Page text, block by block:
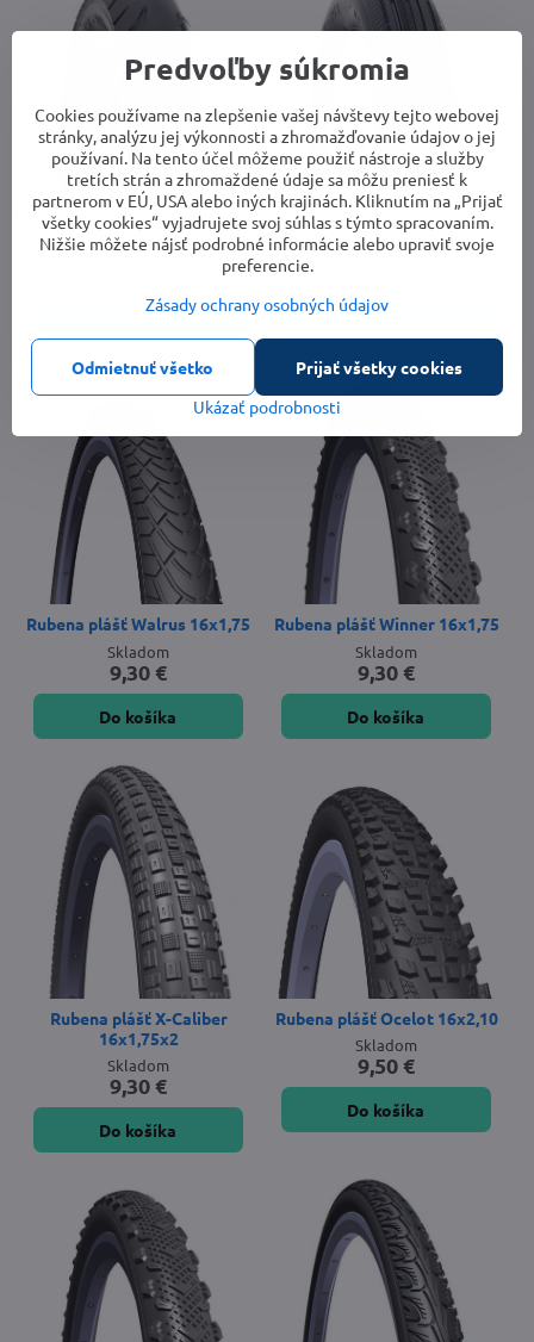
Rubena plášť Golf 12 1/2 x 2 x 2
1/4
Skladom
Rubena plášť Jumbo 12 1/2x2
1/4
Skladom
Do košíka
Rubena plášť Walrus 16x1,75
Skladom
9,30 €
Do košíka
Rubena plášť Winner 16x1,75
Skladom
9,30 €
Do košíka
Rubena plášť X-Caliber
16x1,75x2
Skladom
9,30 €
Do košíka
Rubena plášť Ocelot 16x2,10
Skladom
9,50 €
Do košíka
Predvoľby súkromia
Cookies používame na zlepšenie vašej návštevy tejto webovej
stránky, analýzu jej výkonnosti a zhromažďovanie údajov o jej
používaní. Na tento účel môžeme použiť nástroje a služby
tretích strán a zhromaždené údaje sa môžu preniesť k
partnerom v EÚ, USA alebo iných krajinách. Kliknutím na „Prijať
všetky cookies“ vyjadrujete svoj súhlas s týmto spracovaním.
Nižšie môžete nájsť podrobné informácie alebo upraviť svoje
preferencie.
Zásady ochrany osobných údajov
Ukázať podrobnosti
Prijať všetky cookies
Odmietnuť všetko